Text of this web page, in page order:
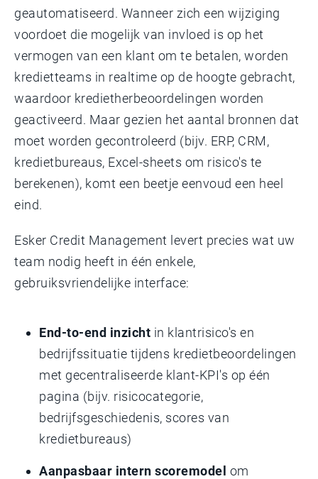
geautomatiseerd. Wanneer zich een wijziging
voordoet die mogelijk van invloed is op het
vermogen van een klant om te betalen, worden
kredietteams in realtime op de hoogte gebracht,
waardoor kredietherbeoordelingen worden
geactiveerd. Maar gezien het aantal bronnen dat
moet worden gecontroleerd (bijv. ERP, CRM,
kredietbureaus, Excel-sheets om risico's te
berekenen), komt een beetje eenvoud een heel
eind.
Esker Credit Management levert precies wat uw
team nodig heeft in één enkele,
gebruiksvriendelijke interface:
End-to-end inzicht in klantrisico's en
bedrijfssituatie tijdens kredietbeoordelingen
met gecentraliseerde klant-KPI's op één
pagina (bijv. risicocategorie,
bedrijfsgeschiedenis, scores van
kredietbureaus)
Aanpasbaar intern scoremodel om